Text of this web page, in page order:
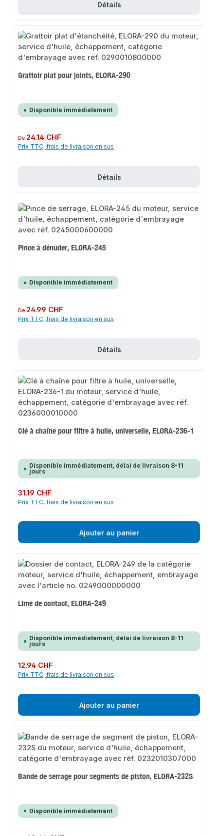
Détails
Grattoir plat pour joints, ELORA-290
Disponible immédiatement
Prix régulier :
De 24.14 CHF
Prix TTC, frais de livraison en sus
Détails
Pince à dénuder, ELORA-245
Disponible immédiatement
Prix régulier :
De 24.99 CHF
Prix TTC, frais de livraison en sus
Détails
Clé à chaîne pour filtre à huile, universelle, ELORA-236-1
Disponible immédiatement, délai de livraison 8-11
jours
Prix régulier :
31.19 CHF
Prix TTC, frais de livraison en sus
Ajouter au panier
Lime de contact, ELORA-249
Disponible immédiatement, délai de livraison 8-11
jours
Prix régulier :
12.94 CHF
Prix TTC, frais de livraison en sus
Ajouter au panier
Bande de serrage pour segments de piston, ELORA-232S
Disponible immédiatement